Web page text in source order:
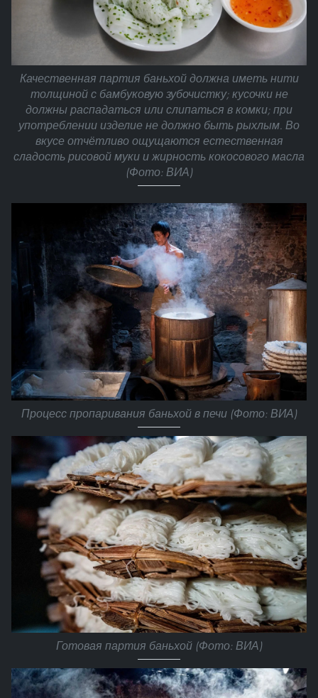
Качественная партия баньхой должна иметь нити
толщиной с бамбуковую зубочистку; кусочки не
должны распадаться или слипаться в комки; при
употреблении изделие не должно быть рыхлым. Во
вкусе отчётливо ощущаются естественная
сладость рисовой муки и жирность кокосового масла
(Фото: ВИА)
Процесс пропаривания баньхой в печи (Фото: ВИА)
Готовая партия баньхой (Фото: ВИА)